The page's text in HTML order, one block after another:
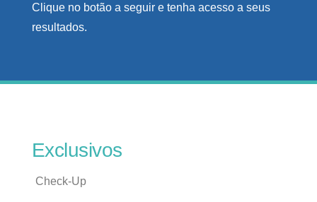
Clique no botão a seguir e tenha acesso a seus
resultados.
Exclusivos
Check-Up